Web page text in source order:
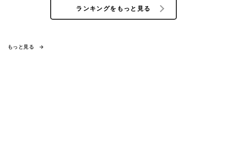
ランキングをもっと見る
もっと見る